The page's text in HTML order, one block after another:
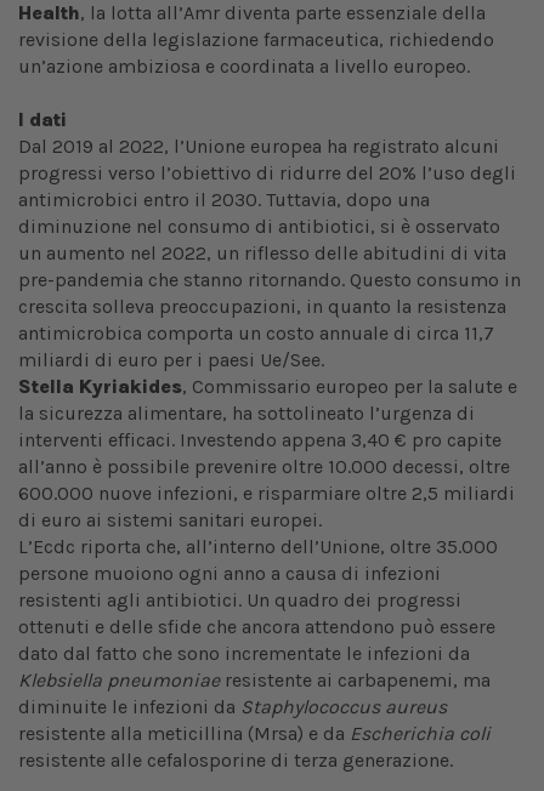
Health, la lotta all’Amr diventa parte essenziale della
revisione della legislazione farmaceutica, richiedendo
un’azione ambiziosa e coordinata a livello europeo.
I dati
Dal 2019 al 2022, l’Unione europea ha registrato alcuni
progressi verso l’obiettivo di ridurre del 20% l’uso degli
antimicrobici entro il 2030. Tuttavia, dopo una
diminuzione nel consumo di antibiotici, si è osservato
un aumento nel 2022, un riflesso delle abitudini di vita
pre-pandemia che stanno ritornando. Questo consumo in
crescita solleva preoccupazioni, in quanto la resistenza
antimicrobica comporta un costo annuale di circa 11,7
miliardi di euro per i paesi Ue/See.
Stella Kyriakides, Commissario europeo per la salute e
la sicurezza alimentare, ha sottolineato l’urgenza di
interventi efficaci. Investendo appena 3,40 € pro capite
all’anno è possibile prevenire oltre 10.000 decessi, oltre
600.000 nuove infezioni, e risparmiare oltre 2,5 miliardi
di euro ai sistemi sanitari europei.
L’Ecdc riporta che, all’interno dell’Unione, oltre 35.000
persone muoiono ogni anno a causa di infezioni
resistenti agli antibiotici. Un quadro dei progressi
ottenuti e delle sfide che ancora attendono può essere
dato dal fatto che sono incrementate le infezioni da
Klebsiella pneumoniae resistente ai carbapenemi, ma
diminuite le infezioni da Staphylococcus aureus
resistente alla meticillina (Mrsa) e da Escherichia coli
resistente alle cefalosporine di terza generazione.